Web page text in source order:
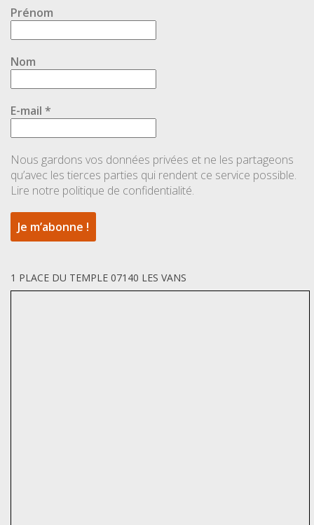
Prénom
Nom
E-mail *
Nous gardons vos données privées et ne les partageons
qu’avec les tierces parties qui rendent ce service possible.
Lire notre politique de confidentialité.
1 PLACE DU TEMPLE 07140 LES VANS